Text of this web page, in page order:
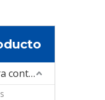
Piezas de repuesto para contenedores